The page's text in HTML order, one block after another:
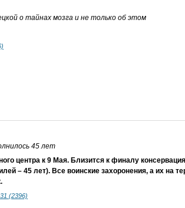
о тайнах мозга и не только об этом
45 лет
центра к 9 Мая. Близится к финалу
– 45 лет). Все воинские захоронения, а их на
(2396)